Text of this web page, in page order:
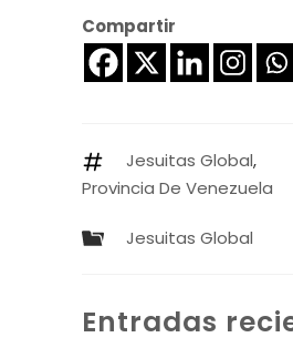
Compartir
Jesuitas Global,
Provincia De Venezuela
Jesuitas Global
Entradas